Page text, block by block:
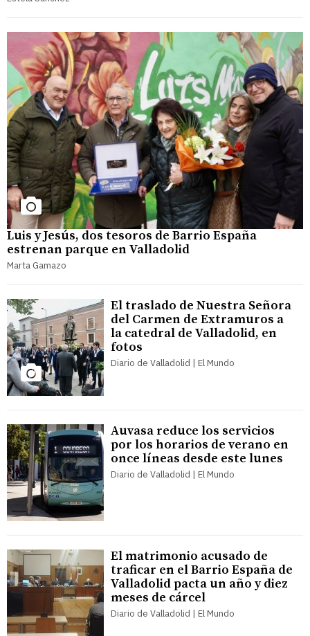
Luis y Jesús, dos tesoros de Barrio España
estrenan parque en Valladolid
Marta Gamazo
El traslado de Nuestra Señora
del Carmen de Extramuros a
la catedral de Valladolid, en
fotos
Diario de Valladolid | El Mundo
Auvasa reduce los servicios
por los horarios de verano en
once líneas desde este lunes
Diario de Valladolid | El Mundo
El matrimonio acusado de
traficar en el Barrio España de
Valladolid pacta un año y diez
meses de cárcel
Diario de Valladolid | El Mundo